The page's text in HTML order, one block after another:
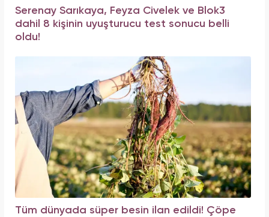
Serenay Sarıkaya, Feyza Civelek ve Blok3
dahil 8 kişinin uyuşturucu test sonucu belli
oldu!
Tüm dünyada süper besin ilan edildi! Çöpe